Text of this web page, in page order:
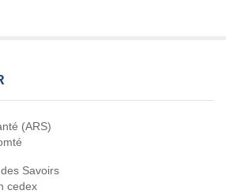
(ARS)
Savoirs
cedex